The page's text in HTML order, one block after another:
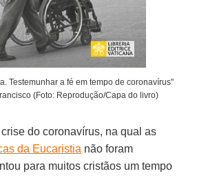
Testemunhar a fé em tempo de coronavírus"
(Foto: Reprodução/Capa do livro)
do coronavírus, na qual as
da Eucaristia não foram
para muitos cristãos um tempo